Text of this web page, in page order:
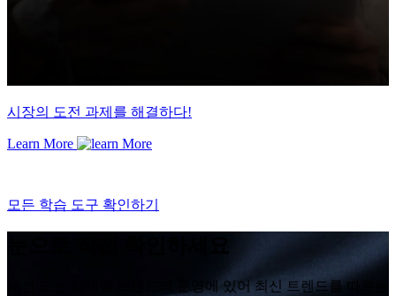
시장의 도전 과제를 해결하다!
Learn More
모든 학습 도구 확인하기
패션 또는 리테일 브랜드의 운영에 있어 최신 트렌드를 따르는